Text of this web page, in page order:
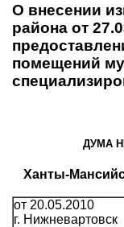
О внесении
района от
помещений
ДУМА
Ханты-
от 20.05.2010
г. Нижневартовск